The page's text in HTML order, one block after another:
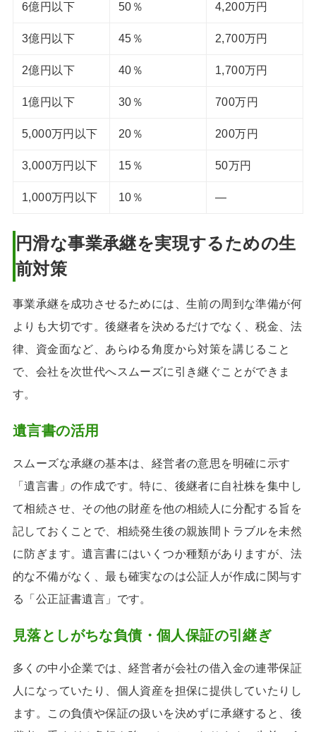
6億円以下 50％ 4,200万円
3億円以下 45％ 2,700万円
2億円以下 40％ 1,700万円
1億円以下 30％ 700万円
5,000万円以下 20％ 200万円
3,000万円以下 15％ 50万円
1,000万円以下 10％ ―
円滑な事業承継を実現するための生
前対策
事業承継を成功させるためには、生前の周到な準備が何
よりも大切です。後継者を決めるだけでなく、税金、法
律、資金面など、あらゆる角度から対策を講じること
で、会社を次世代へスムーズに引き継ぐことができま
す。
遺言書の活用
スムーズな承継の基本は、経営者の意思を明確に示す
「遺言書」の作成です。特に、後継者に自社株を集中し
て相続させ、その他の財産を他の相続人に分配する旨を
記しておくことで、相続発生後の親族間トラブルを未然
に防ぎます。遺言書にはいくつか種類がありますが、法
的な不備がなく、最も確実なのは公証人が作成に関与す
る「公正証書遺言」です。
見落としがちな負債・個人保証の引継ぎ
多くの中小企業では、経営者が会社の借入金の連帯保証
人になっていたり、個人資産を担保に提供していたりし
ます。この負債や保証の扱いを決めずに承継すると、後